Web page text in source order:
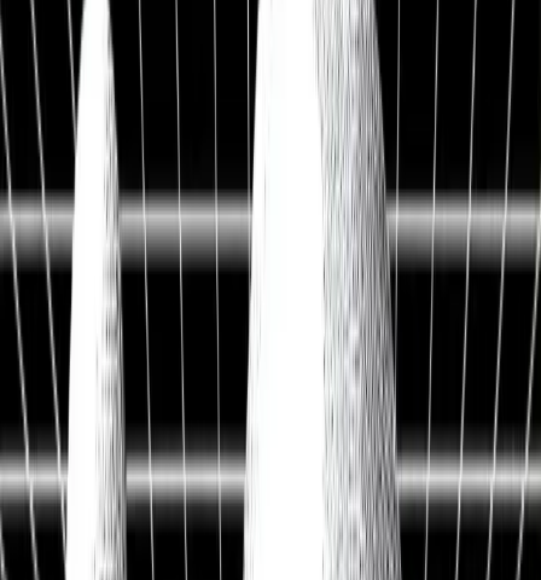
Live Workshop
TERMINAL + APIKostenlos
Sieh, was andere nicht sehen
Fair Value, KI-Analysen & Screener zu 20.000+ Aktien —
vertraut von BlackRock, Goldman Sachs & Anthropic.
100M+
Kennzahlen
50 J.
Historische Daten
<10ms